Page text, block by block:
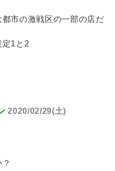
市の激戦区の一部の店だ
定1と2
2020/02/29(土)